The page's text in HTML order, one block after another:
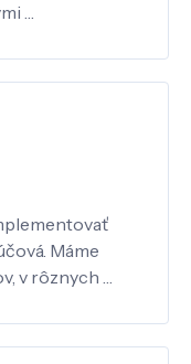
…
Máme
v rôznych …